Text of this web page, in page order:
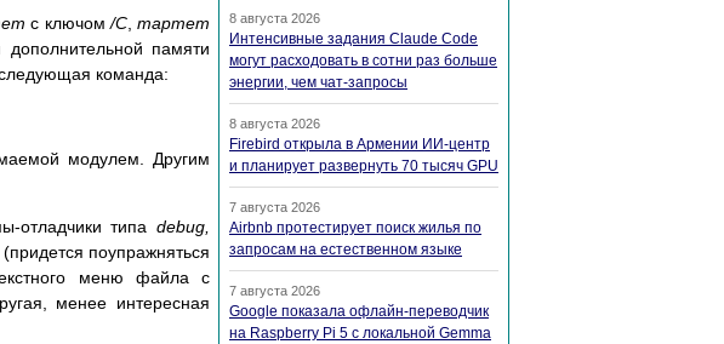
с ключом/C,mapmem
памяти
команда:
модулем. Другим
отладчики типа debug,
поупражняться
меню файла с
менее интересная
8 августа 2026
Интенсивные задания Claude Code
могут расходовать в сотни раз больше
энергии, чем чат-запросы
8 августа 2026
Firebird открыла в Армении ИИ-центр
и планирует развернуть 70 тысяч GPU
7 августа 2026
Airbnb протестирует поиск жилья по
запросам на естественном языке
7 августа 2026
Google показала офлайн-переводчик
на Raspberry Pi 5 с локальной Gemma